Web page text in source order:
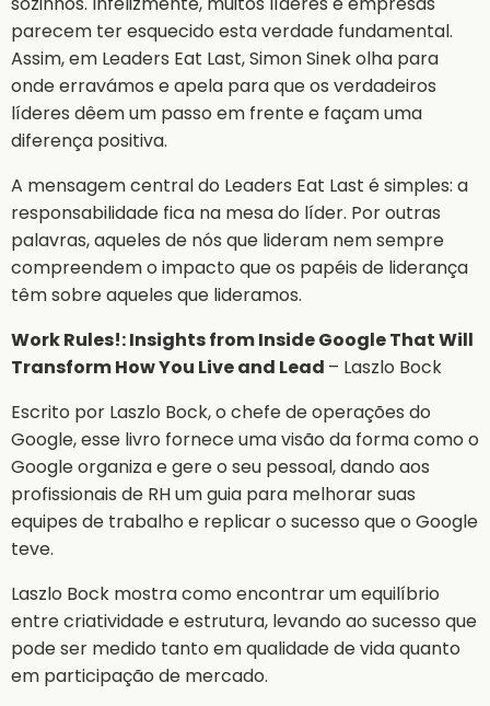
parecem ter esquecido esta verdade fundamental.
Assim, em Leaders Eat Last, Simon Sinek olha para
onde erravámos e apela para que os verdadeiros
líderes dêem um passo em frente e façam uma
diferença positiva.
A mensagem central do Leaders Eat Last é simples: a
responsabilidade fica na mesa do líder. Por outras
palavras, aqueles de nós que lideram nem sempre
compreendem o impacto que os papéis de liderança
têm sobre aqueles que lideramos.
Work Rules!: Insights from Inside Google That Will
Transform How You Live and Lead – Laszlo Bock
Escrito por Laszlo Bock, o chefe de operações do
Google, esse livro fornece uma visão da forma como o
Google organiza e gere o seu pessoal, dando aos
profissionais de RH um guia para melhorar suas
equipes de trabalho e replicar o sucesso que o Google
teve.
Laszlo Bock mostra como encontrar um equilíbrio
entre criatividade e estrutura, levando ao sucesso que
pode ser medido tanto em qualidade de vida quanto
em participação de mercado.